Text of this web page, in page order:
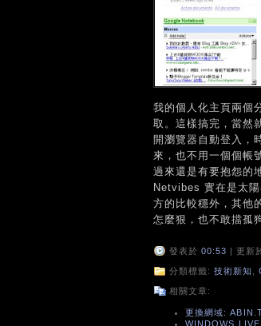
我的個人化主頁兩個
取。這樣搞完，當然
開瀏覽器自動登入，
來，也不用一個個帳
過來還是有要抱怨的
Netvibes 實在是太
方的比較穩外，其他
怎麼狠，也不敢擋孤
發表於 00:53 | 更新
分類標籤: 技術新知
相關文章:
更換網域:
WINDOWS LIVE